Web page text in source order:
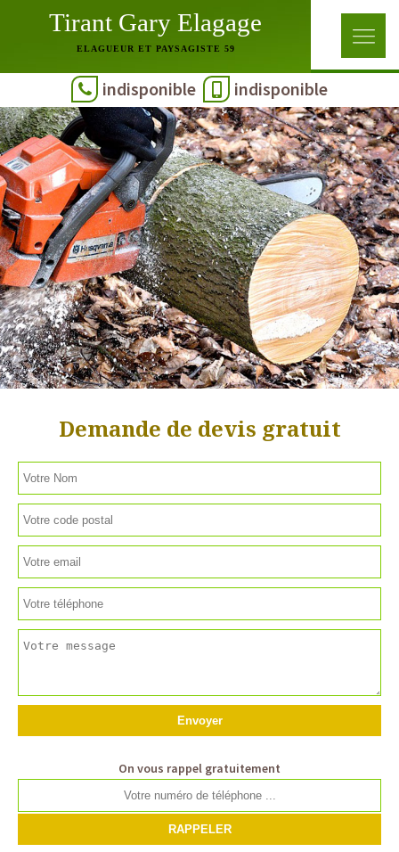
Tirant Gary Elagage
ELAGUEUR ET PAYSAGISTE 59
indisponible indisponible
Demande de devis gratuit
On vous rappel gratuitement